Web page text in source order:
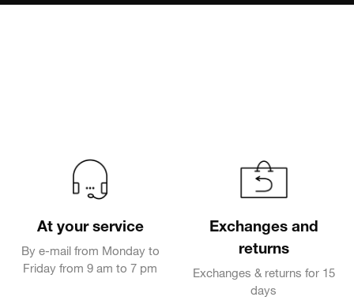
At your service
By e-mail from Monday to
Friday from 9 am to 7 pm
Exchanges and
returns
Exchanges & returns for 15
days